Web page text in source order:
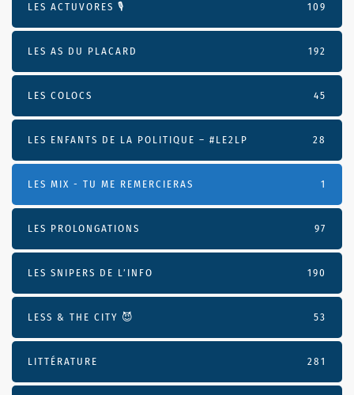
LES ACTUVORES 🎙 109
LES AS DU PLACARD 192
LES COLOCS 45
LES ENFANTS DE LA POLITIQUE – #LE2LP 28
LES MIX - TU ME REMERCIERAS 1
LES PROLONGATIONS 97
LES SNIPERS DE L’INFO 190
LESS & THE CITY 😈 53
LITTÉRATURE 281